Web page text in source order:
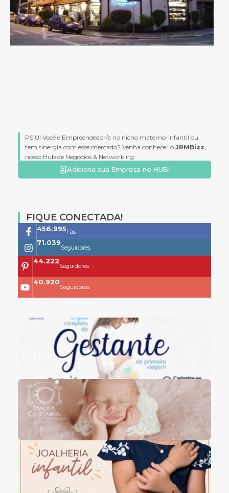
PSIU! Você é Empreendedor/a no nicho materno-infantil ou
tem sinergia com esse mercado? Venha conhecer o JRMBizz,
nosso Hub de Negócios & Networking:
Adicione sua Empresa no HUB!
FIQUE CONECTADA!
761.659Fãs
118.399
Seguidores
73.704
Seguidores
68.200
Seguidores